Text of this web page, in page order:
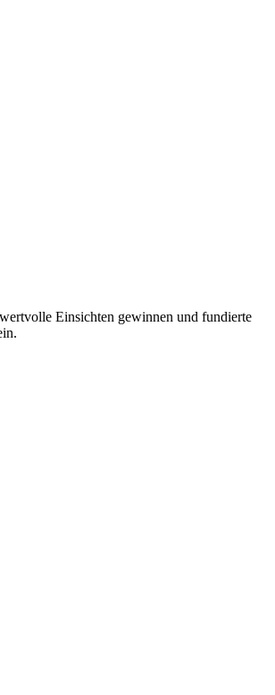
Einsichten gewinnen und fundierte